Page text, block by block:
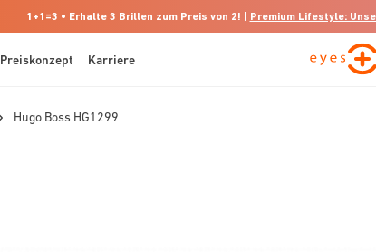
1+1=3 • Erhalte 3 Brillen zum Preis von 2! | Premium Lifestyle:
Preiskonzept Karriere
Hugo Boss HG1299